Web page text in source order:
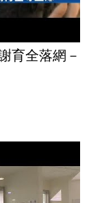
育全落網－